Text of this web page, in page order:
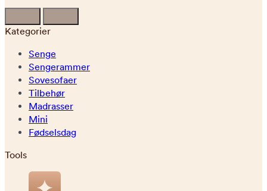
Kategorier
Senge
Sengerammer
Sovesofaer
Tilbehør
Madrasser
Mini
Fødselsdag
Tools